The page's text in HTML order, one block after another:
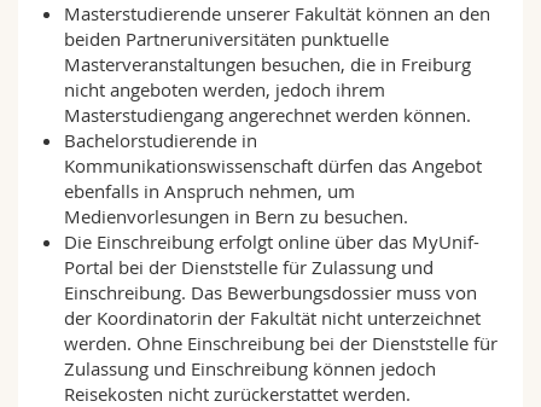
Interfakultär
Doktorierende
Vorlesungsverzeichnis
MyUnifr
Masterstudierende unserer Fakultät können an den
beiden Partneruniversitäten punktuelle
Masterveranstaltungen besuchen, die in Freiburg
nicht angeboten werden, jedoch ihrem
Masterstudiengang angerechnet werden können.
Bachelorstudierende in
Kommunikationswissenschaft dürfen das Angebot
ebenfalls in Anspruch nehmen, um
Medienvorlesungen in Bern zu besuchen.
Die Einschreibung erfolgt online über das MyUnif-
Portal bei der Dienststelle für Zulassung und
Einschreibung. Das Bewerbungsdossier muss von
der Koordinatorin der Fakultät nicht unterzeichnet
werden. Ohne Einschreibung bei der Dienststelle für
Zulassung und Einschreibung können jedoch
Reisekosten nicht zurückerstattet werden.